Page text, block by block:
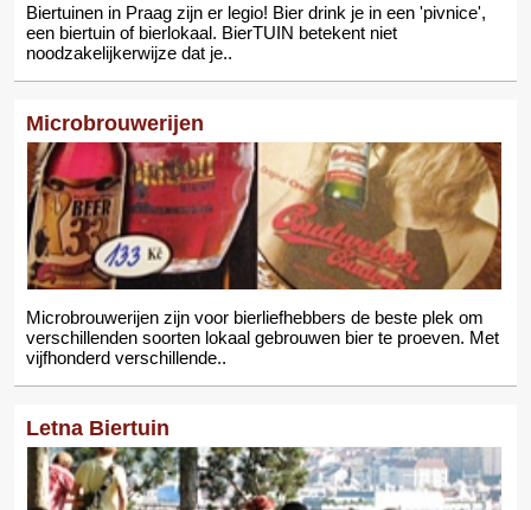
Biertuinen in Praag zijn er legio! Bier drink je in een 'pivnice',
een biertuin of bierlokaal. BierTUIN betekent niet
noodzakelijkerwijze dat je..
Microbrouwerijen
Microbrouwerijen zijn voor bierliefhebbers de beste plek om
verschillenden soorten lokaal gebrouwen bier te proeven. Met
vijfhonderd verschillende..
Letna Biertuin